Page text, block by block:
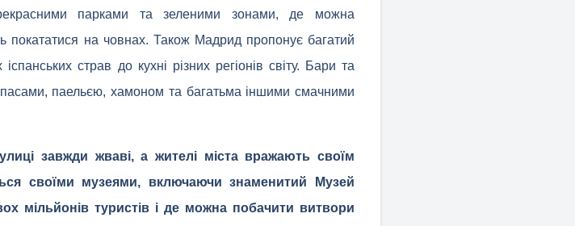
парками та зеленими зонами, де можна
покататися на човнах. Також Мадрид пропонує багатий
страв до кухні різних регіонів світу. Бари та
паельєю, хамоном та багатьма іншими смачними
завжди жваві, а жителі міста вражають своїм
своїми музеями, включаючи знаменитий Музей
мільйонів туристів і де можна побачити витвори